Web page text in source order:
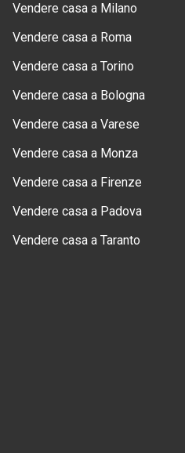
Vendere casa a Milano
Vendere casa a Roma
Vendere casa a Torino
Vendere casa a Bologna
Vendere casa a Varese
Vendere casa a Monza
Vendere casa a Firenze
Vendere casa a Padova
Vendere casa a Taranto